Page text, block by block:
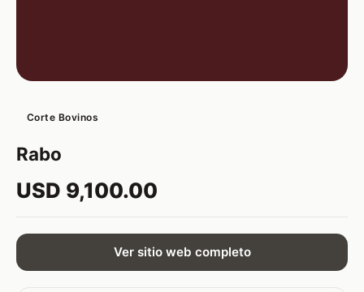
Corte Bovinos
Rabo
USD 9,100.00
Ver sitio web completo